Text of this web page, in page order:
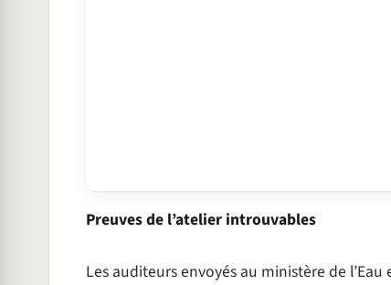
Preuves de l’atelier introuvables
Les auditeurs envoyés au ministère de